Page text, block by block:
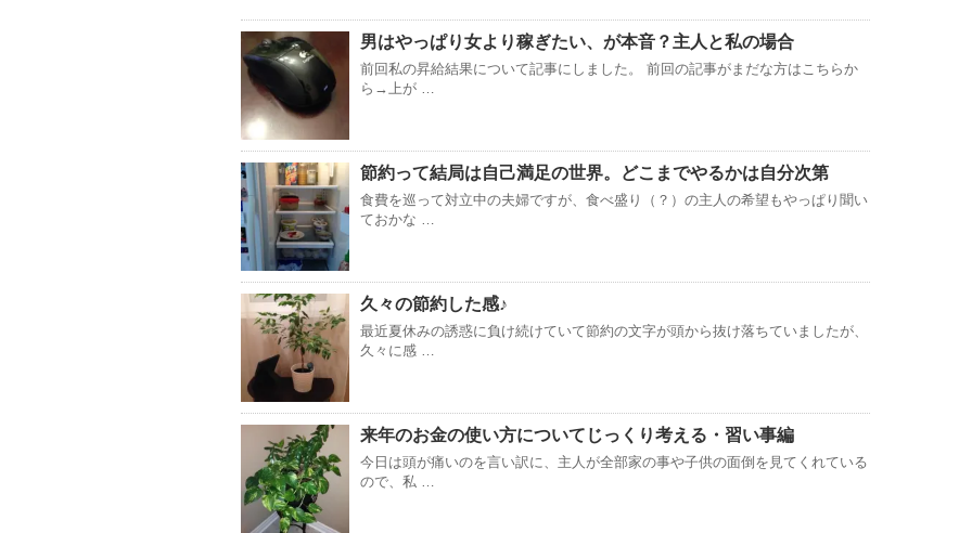
男はやっぱり女より稼ぎたい、が本音？主人と私の場合
前回私の昇給結果について記事にしました。 前回の記事がまだな方はこちらか
ら→上が …
節約って結局は自己満足の世界。どこまでやるかは自分次第
食費を巡って対立中の夫婦ですが、食べ盛り（？）の主人の希望もやっぱり聞い
ておかな …
久々の節約した感♪
最近夏休みの誘惑に負け続けていて節約の文字が頭から抜け落ちていましたが、
久々に感 …
来年のお金の使い方についてじっくり考える・習い事編
今日は頭が痛いのを言い訳に、主人が全部家の事や子供の面倒を見てくれている
ので、私 …